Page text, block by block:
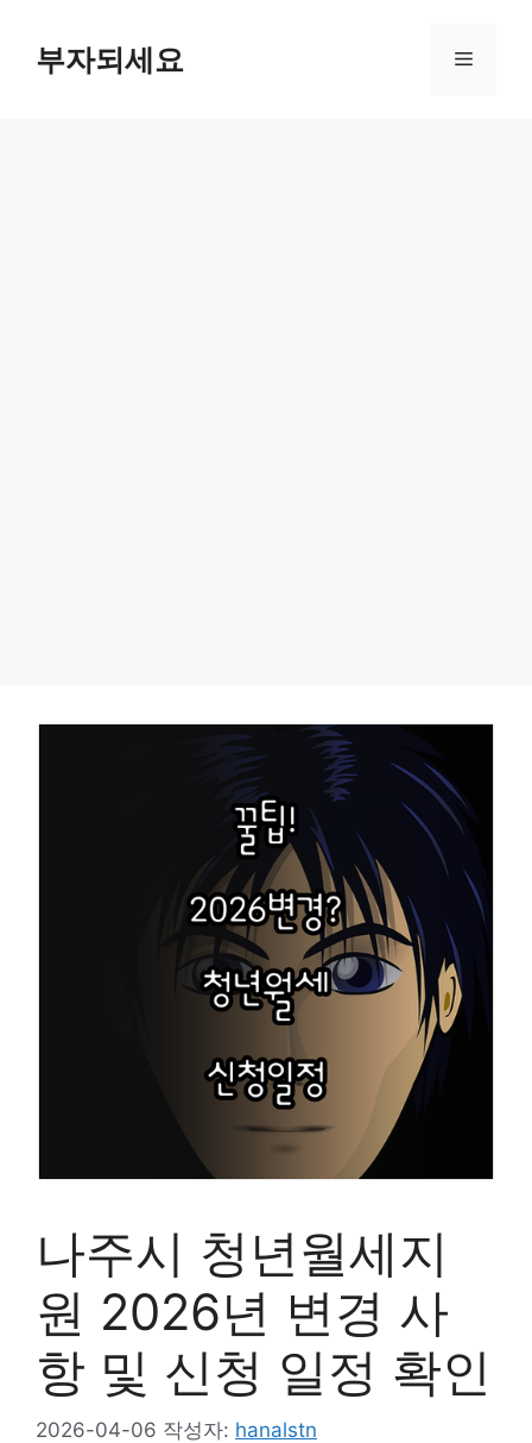
부자되세요 메
나주시 청년월세지
원 2026년 변경 사
항 및 신청 일정 확인
2026-04-06 작성자: hanalstn